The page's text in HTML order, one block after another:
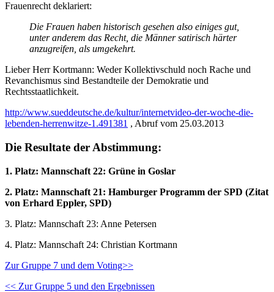
Frauenrecht deklariert:
Die Frauen haben historisch gesehen also einiges gut,
unter anderem das Recht, die Männer satirisch härter
anzugreifen, als umgekehrt.
Lieber Herr Kortmann: Weder Kollektivschuld noch Rache und
Revanchismus sind Bestandteile der Demokratie und
Rechtsstaatlichkeit.
http://www.sueddeutsche.de/kultur/internetvideo-der-woche-die-
lebenden-herrenwitze-1.491381 , Abruf vom 25.03.2013
Die Resultate der Abstimmung:
1. Platz: Mannschaft 22: Grüne in Goslar
2. Platz: Mannschaft 21: Hamburger Programm der SPD (Zitat
von Erhard Eppler, SPD)
3. Platz: Mannschaft 23: Anne Petersen
4. Platz: Mannschaft 24: Christian Kortmann
Zur Gruppe 7 und dem Voting>>
<< Zur Gruppe 5 und den Ergebnissen